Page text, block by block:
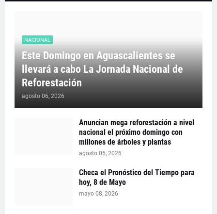
NACIONAL
Este Domingo en Aguascalientes se
llevará a cabo La Jornada Nacional de
Reforestación
agosto 06, 2026
Anuncian mega reforestación a nivel
nacional el próximo domingo con
millones de árboles y plantas
agosto 05, 2026
Checa el Pronóstico del Tiempo para
hoy, 8 de Mayo
mayo 08, 2026